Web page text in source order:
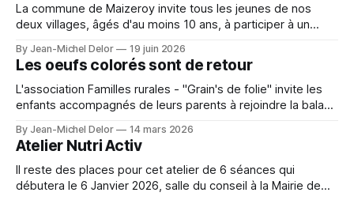
La commune de Maizeroy invite tous les jeunes de nos
deux villages, âgés d'au moins 10 ans, à participer à un
création. Venez nombreux !
By Jean-Michel Delor 19 juin 2026
Les oeufs colorés sont de retour
L'association Familles rurales - "Grain's de folie" invite les
enfants accompagnés de leurs parents à rejoindre la balade
se déroulera le samdei 21 mars prochain.
By Jean-Michel Delor 14 mars 2026
Atelier Nutri Activ
Il reste des places pour cet atelier de 6 séances qui
débutera le 6 Janvier 2026, salle du conseil à la Mairie de